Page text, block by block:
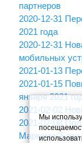
партнеров
2020-12-31
2021 года
2020-12-31
мобильных
2021-01-13
2021-01-15
января 2021
2021-02-02
2021-02-08
Марками; База
Мы